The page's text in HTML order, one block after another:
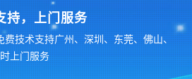
持，上门服务
技术支持广州、深圳、东莞、佛山、
上门服务